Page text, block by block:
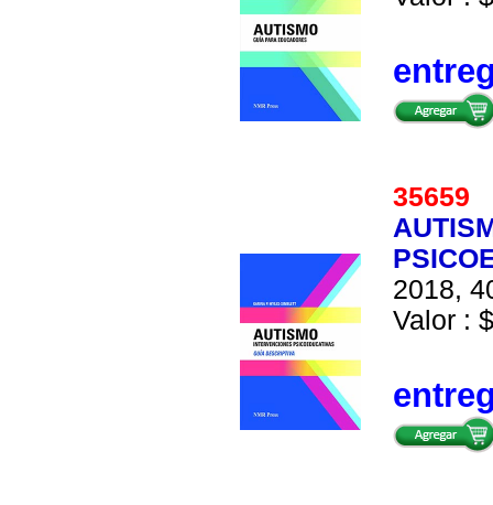
35659
2018,
Valor :